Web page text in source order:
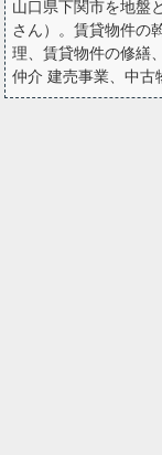
山口県下関市を地盤
さん）。賃貸物件の
理、賃貸物件の修繕
仲介 建売事業、中古